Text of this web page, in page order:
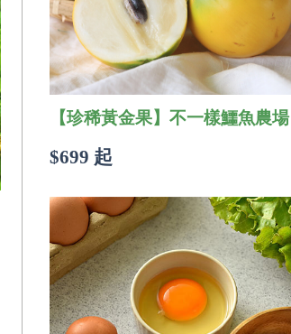
【珍稀黃金果】不一樣鱷魚農場
$699 起